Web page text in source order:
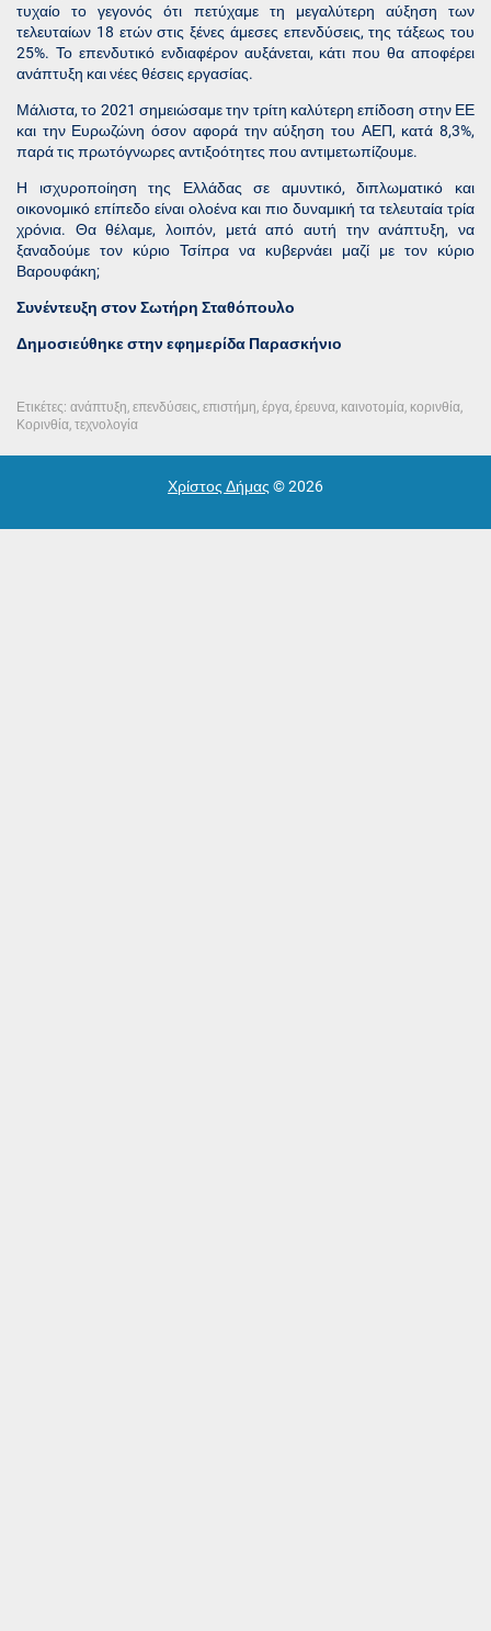
τυχαίο το γεγονός ότι πετύχαμε τη μεγαλύτερη αύξηση των
τελευταίων 18 ετών στις ξένες άμεσες επενδύσεις, της τάξεως του
25%. Το επενδυτικό ενδιαφέρον αυξάνεται, κάτι που θα αποφέρει
ανάπτυξη και νέες θέσεις εργασίας.
Μάλιστα, το 2021 σημειώσαμε την τρίτη καλύτερη επίδοση στην ΕΕ
και την Ευρωζώνη όσον αφορά την αύξηση του ΑΕΠ, κατά 8,3%,
παρά τις πρωτόγνωρες αντιξοότητες που αντιμετωπίζουμε.
Η ισχυροποίηση της Ελλάδας σε αμυντικό, διπλωματικό και
οικονομικό επίπεδο είναι ολοένα και πιο δυναμική τα τελευταία τρία
χρόνια. Θα θέλαμε, λοιπόν, μετά από αυτή την ανάπτυξη, να
ξαναδούμε τον κύριο Τσίπρα να κυβερνάει μαζί με τον κύριο
Βαρουφάκη;
Συνέντευξη στον Σωτήρη Σταθόπουλο
Δημοσιεύθηκε στην εφημερίδα Παρασκήνιο
Ετικέτες: ανάπτυξη επενδύσεις επιστήμη έργα έρευνα καινοτομία κορινθία
Κορινθία τεχνολογία
Χρίστος Δήμας © 2026